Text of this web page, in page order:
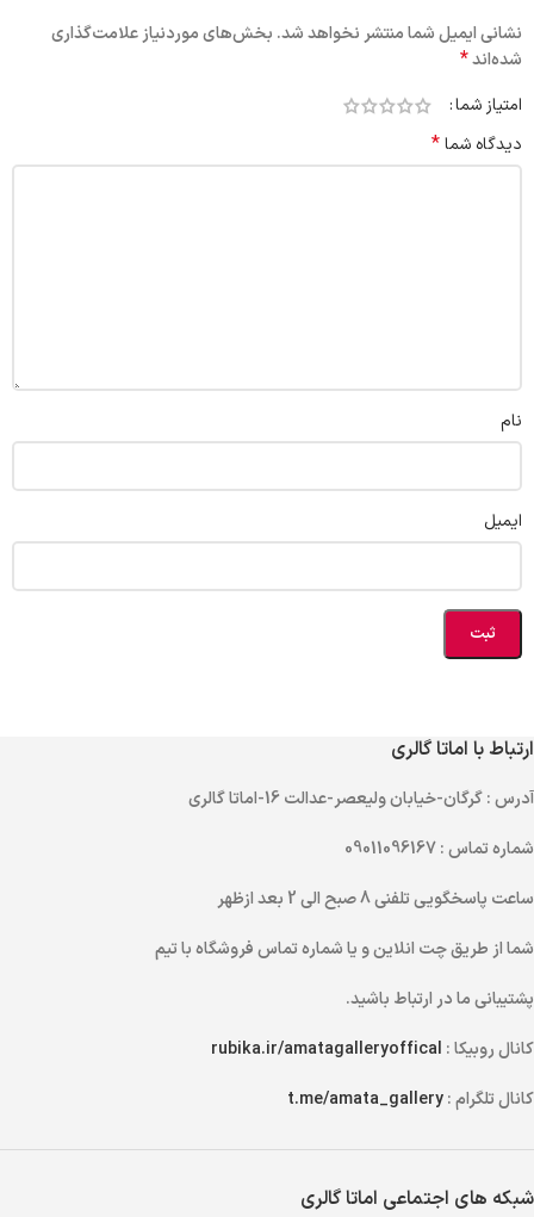
نشانی ایمیل شما منتشر نخواهد شد. بخش‌های موردنیاز علامت‌گذاری
شده‌اند*
امتیاز شما
دیدگاه شما*
نام
ایمیل
ارتباط با اماتا گالری
آدرس: گرگان-خیابان ولیعصر-عدالت 16-اماتا گالری
شماره تماس: 09011096167
ساعت پاسخگویی تلفنی
شما از طریقچت انلاینو یاشماره تماسفروشگاه با تیم
پشتیبانی ما در ارتباط باشید.
کانال روبیکا : rubika.ir/amatagalleryoffical
کانال تلگرام :t.me/amata_gallery
شبکه های اجتماعی اماتا گالری